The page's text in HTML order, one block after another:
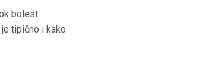
bolest
tipično i kako